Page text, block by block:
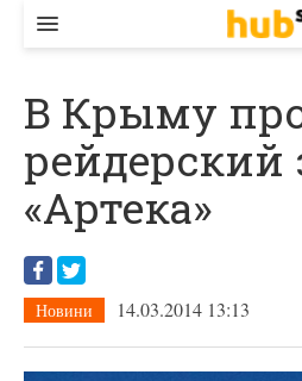
ЕКОНОМІКА
БІЗНЕС
СТАРТЕР
КОНТАКТИ
В Крыму
рейдерский
«Артека»
Новини 14.03.2014 13:13